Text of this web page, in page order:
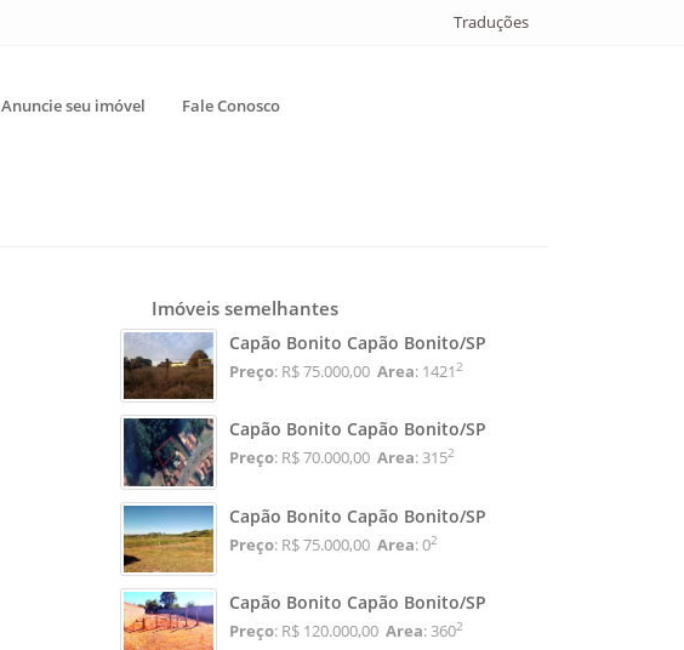
Traduções
Anuncie seu imóvel Fale Conosco
Imóveis semelhantes
Capão Bonito Capão Bonito/SP
Preço: R$ 75.000,00 Area: 14212
Capão Bonito Capão Bonito/SP
Preço: R$ 70.000,00 Area: 3152
Capão Bonito Capão Bonito/SP
Preço: R$ 75.000,00 Area: 02
Capão Bonito Capão Bonito/SP
Preço: R$ 120.000,00 Area: 3602